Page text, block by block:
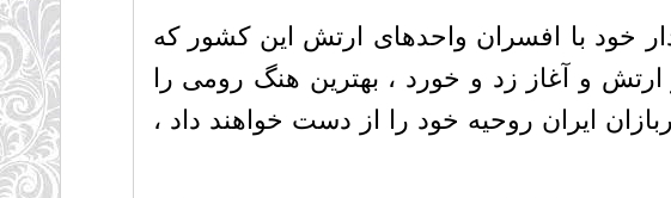
مه سال۴۲۰ میلادی در آخرین دیدار خود با افسران واحدهای ارتش این کشور که
و آغاز زد و خورد ، بهترین هنگ رومی را
ایران روحیه خود را از دست خواهند داد ،